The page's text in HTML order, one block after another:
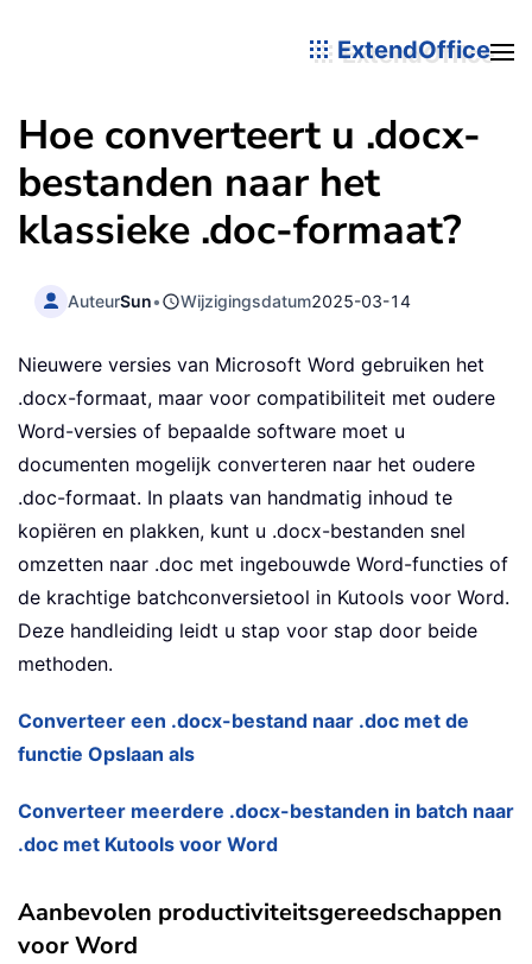
ExtendOffice
Hoe converteert u .docx-
bestanden naar het
klassieke .doc-formaat?
AuteurSun• Wijzigingsdatum2025-03-14
Nieuwere versies van Microsoft Word gebruiken het
.docx-formaat, maar voor compatibiliteit met oudere
Word-versies of bepaalde software moet u
documenten mogelijk converteren naar het oudere
.doc-formaat. In plaats van handmatig inhoud te
kopiëren en plakken, kunt u .docx-bestanden snel
omzetten naar .doc met ingebouwde Word-functies of
de krachtige batchconversietool in Kutools voor Word.
Deze handleiding leidt u stap voor stap door beide
methoden.
Converteer een .docx-bestand naar .doc met de
functie Opslaan als
Converteer meerdere .docx-bestanden in batch naar
.doc met Kutools voor Word
Aanbevolen productiviteitsgereedschappen
voor Word